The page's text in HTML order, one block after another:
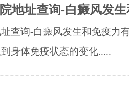
地址查询-白癜风发
查询-白癜风发生和免疫力
身体免疫状态的变化.....